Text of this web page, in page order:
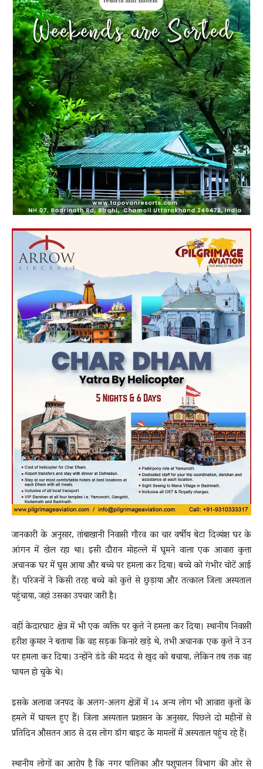
जानकारी के अनुसार, तांबाखानी निवासी गौरव का चार वर्षीय बेटा दिव्यांश घर के
आंगन में खेल रहा था। इसी दौरान मोहल्ले में घूमने वाला एक आवारा कुत्ता
अचानक घर में घुस आया और बच्चे पर हमला कर दिया। बच्चे को गंभीर चोटें आई
हैं। परिजनों ने किसी तरह बच्चे को कुत्ते से छुड़ाया और तत्काल जिला अस्पताल
पहुंचाया, जहां उसका उपचार जारी है।
वहीं केदारघाट क्षेत्र में भी एक व्यक्ति पर कुत्ते ने हमला कर दिया। स्थानीय निवासी
हरीश कुमार ने बताया कि वह सड़क किनारे खड़े थे, तभी अचानक एक कुत्ते ने उन
पर हमला कर दिया। उन्होंने डंडे की मदद से खुद को बचाया, लेकिन तब तक वह
घायल हो चुके थे।
इसके अलावा जनपद के अलग-अलग क्षेत्रों में 14 अन्य लोग भी आवारा कुत्तों के
हमले में घायल हुए हैं। जिला अस्पताल प्रशासन के अनुसार, पिछले दो महीनों से
प्रतिदिन औसतन आठ से दस लोग डॉग बाइट के मामलों में अस्पताल पहुंच रहे हैं।
स्थानीय लोगों का आरोप है कि नगर पालिका और पशुपालन विभाग की ओर से